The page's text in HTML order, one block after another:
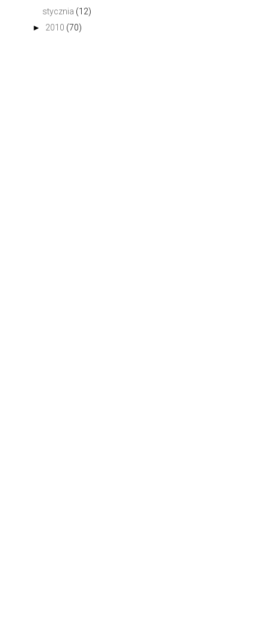
stycznia (12)
► 2010 (70)